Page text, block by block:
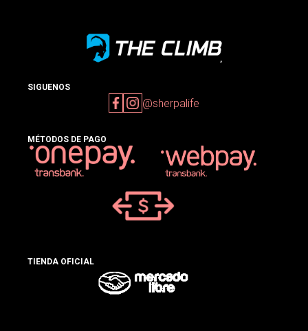
SIGUENOS
@sherpalife
MÉTODOS DE PAGO
TIENDA OFICIAL